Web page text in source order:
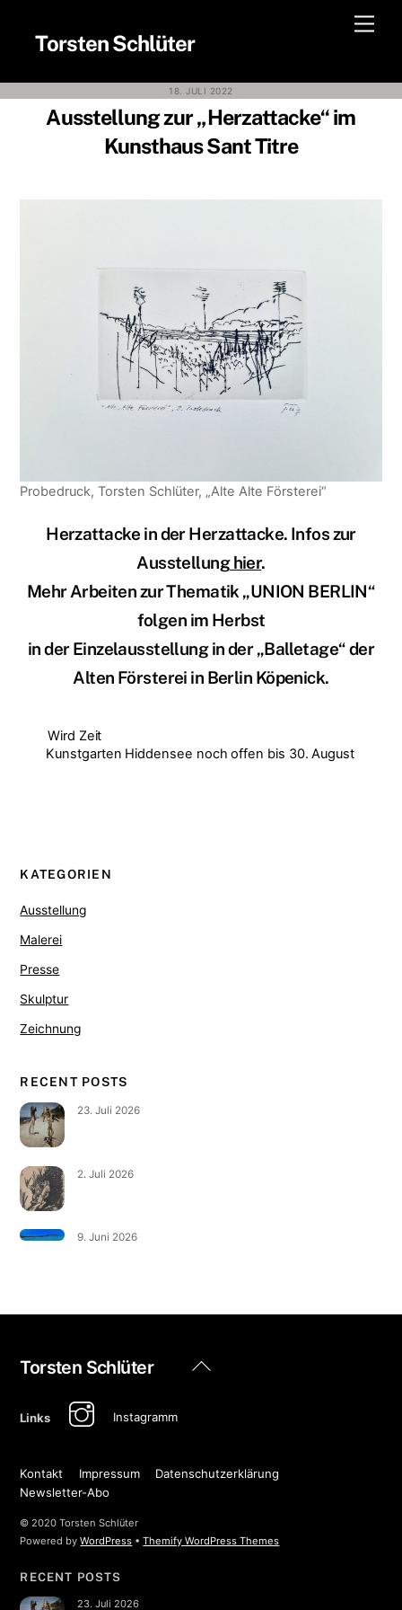
contentTorsten Schlüter
18. JULI 2022
Ausstellung zur „Herzattacke“ im
Kunsthaus Sant Titre
Probedruck, Torsten Schlüter, „Alte Alte Försterei“
Herzattacke in der Herzattacke. Infos zur
Ausstellunghier.
Mehr Arbeiten zur Thematik „UNION BERLIN“
folgen im Herbst
in der Einzelausstellung in der „Balletage“ der
Alten Försterei in Berlin Köpenick.
Wird Zeit
Kunstgarten Hiddensee noch offen bis 30. August
KATEGORIEN
Ausstellung
Malerei
Presse
Skulptur
Zeichnung
RECENT POSTS
23. Juli 2026
2. Juli 2026
9. Juni 2026
Back
Torsten Schlüter
Links Instagramm
Kontakt Impressum
Datenschutzerklärung
Newsletter-Abo
© 2020 Torsten Schlüter
Powered byWordPress •Themify WordPress Themes
RECENT POSTS
23. Juli 2026